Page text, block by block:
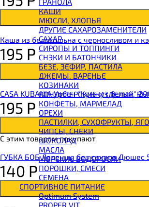
BOMBBAR Батончик
BOMBBAR Батончик-мюсли
CHIKALAB Вафля двойная с
SNAQ FABRIQ Вафли с
SNAQ FABRIQ Хлебцы
SNAQ FABRIQ Батончик
SNAQ FABRIQ Батончик в
SNAQ FABRIQ Батончик в
КАШИ
МЮСЛИ, ХЛОПЬЯ
ДРУГИЕ САХАРОЗАМЕНИТЕЛИ
САХАР
СИРОПЫ И ТОППИНГИ
СНЭКИ И БАТОНЧИКИ
БЕЗЕ, ЗЕФИР, ПАСТИЛА
ДЖЕМЫ, ВАРЕНЬЕ
КОЗИНАКИ
КОНДИТЕРСКИЕ ИЗДЕЛИЯ,
КОНФЕТЫ, МАРМЕЛАД
ОРЕХИ
ПАСТИЛКИ, СУХОФРУКТЫ,
ЧИПСЫ, СНЕКИ
ШОКОЛАД
МАСЛА
МОРСКИЕ ВОДОРОСЛИ
ПОРОШКИ, СМЕСИ
СЕМЕНА
СПОРТИВНОЕ ПИТАНИЕ
Optimum System
PROPER VIT
Каша из белого льна с черносливом и
195 Р
CASA KUBANIA Урбеч "Кунжут белый"
195 Р
С этим товаром покупают
ГУБКА БОБ Леденцы без сахара Дюшес
140 Р